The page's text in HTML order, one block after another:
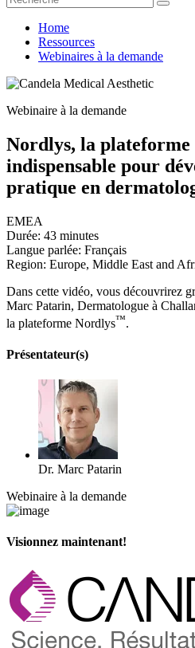
Home
Ressources
Webinaires à la demande
Webinaire à la demande
Nordlys, la
indispensable pour
pratique en
EMEA
Durée: 43 minutes
Langue parlée: Français
Region: Europe, Middle East and
Dans cette vidéo, vous découvrirez
Marc Patarin, Dermatologue à
la plateforme Nordlys™.
Présentateur(s)
Dr. Marc Patarin
Webinaire à la demande
Visionnez maintenant!